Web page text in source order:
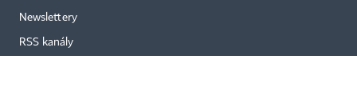
Newslettery
RSS kanály